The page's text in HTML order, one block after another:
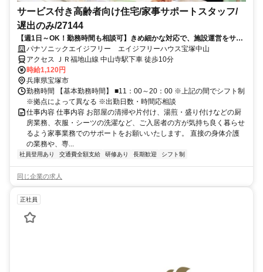
サービス付き高齢者向け住宅/家事サポートスタッフ/
遅出のみ/27144
【週1日～OK！勤務時間も相談可】きめ細かな対応で、施設運営をサポ
ートしてください！短時間や扶養範囲内での勤務も相談できますので、
プライベートとの両立も可能です。
パナソニックエイジフリー エイジフリーハウス宝塚中山
アクセス ＪＲ福地山線 中山寺駅下車 徒歩10分
時給1,120円
兵庫県宝塚市
勤務時間 【基本勤務時間】 ■11：00～20：00 ※上記の間でシフト制
※拠点によって異なる ※出勤日数・時間応相談
仕事内容 仕事内容 お部屋の清掃や片付け、湯煎・盛り付けなどの厨
房業務、衣服・シーツの洗濯など、ご入居者の方が気持ち良く暮らせ
るよう家事業務でのサポートをお願いいたします。 直接の身体介護
の業務や、専...
社員登用あり 交通費全額支給 研修あり 長期歓迎 シフト制
同じ企業の求人
正社員